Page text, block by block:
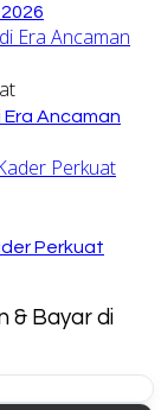
Ancaman
Perkuat
& Bayar di